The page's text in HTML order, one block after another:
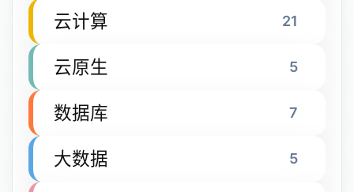
云计算 21
云原生 5
数据库 7
大数据 5